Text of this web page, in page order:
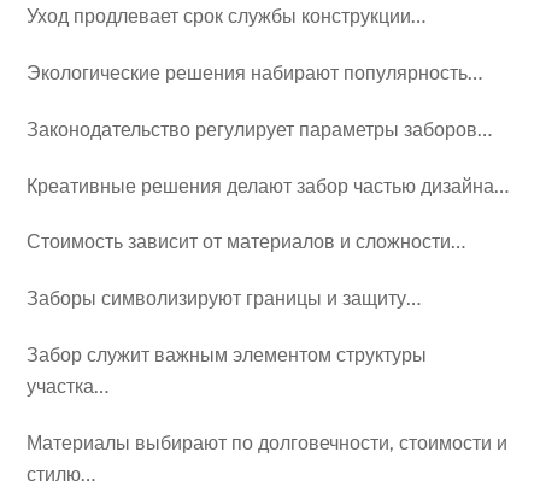
Уход продлевает срок службы конструкции…
Экологические решения набирают популярность…
Законодательство регулирует параметры заборов…
Креативные решения делают забор частью дизайна…
Стоимость зависит от материалов и сложности…
Заборы символизируют границы и защиту…
Забор служит важным элементом структуры
участка…
Материалы выбирают по долговечности, стоимости и
стилю…